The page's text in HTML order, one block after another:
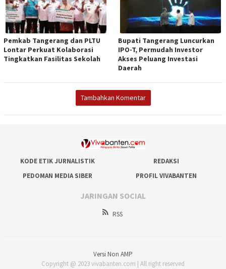
Pemkab Tangerang dan PLTU
Lontar Perkuat Kolaborasi
Tingkatkan Fasilitas Sekolah
Bupati Tangerang Luncurkan
IPO-T, Permudah Investor
Akses Peluang Investasi
Daerah
Tambahkan Komentar
KODE ETIK JURNALISTIK
REDAKSI
PEDOMAN MEDIA SIBER
PROFIL VIVABANTEN
JARINGAN SOCIAL
RSS
Versi Non AMP
Copyright @ 2023 vivabanten.com | All right reserved